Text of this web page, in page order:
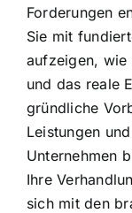
Forderungen
Sie mit
aufzeigen, wie
und das reale
gründliche
Leistungen
Unternehmen
Ihre
sich mit den